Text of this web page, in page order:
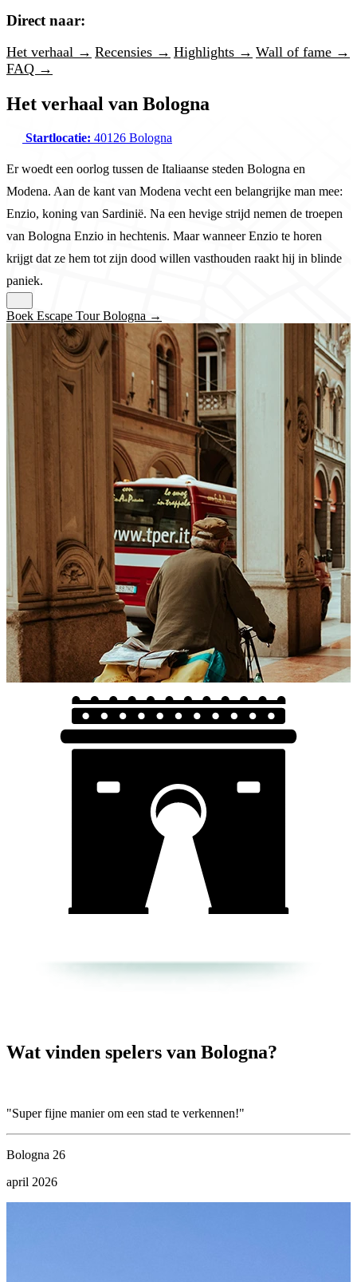
Direct naar:
Het verhaal → Recensies → Highlights → Wall of fame →
FAQ →
Het verhaal van Bologna
Startlocatie: 40126 Bologna
Er woedt een oorlog tussen de Italiaanse steden Bologna en
Modena. Aan de kant van Modena vecht een belangrijke man mee:
Enzio, koning van Sardinië. Na een hevige strijd nemen de troepen
van Bologna Enzio in hechtenis. Maar wanneer Enzio te horen
krijgt dat ze hem tot zijn dood willen vasthouden raakt hij in blinde
paniek.
Boek Escape Tour Bologna →
Wat vinden spelers van Bologna?
"Super fijne manier om een stad te verkennen!"
Bologna 26
april 2026